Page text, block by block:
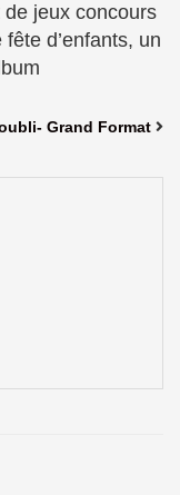
de jeux concours
d’enfants, un
Grand Format